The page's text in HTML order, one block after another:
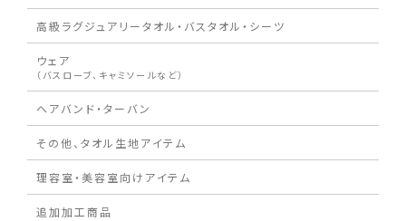
高級ラグジュアリータオル・バスタオル・シーツ
ウェア
（バスローブ、キャミソールなど）
ヘアバンド・ターバン
その他、タオル生地アイテム
理容室・美容室向けアイテム
追加加工商品